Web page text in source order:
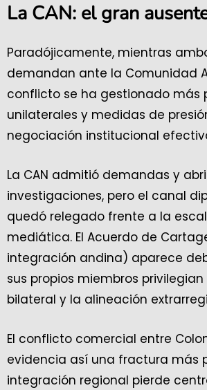
La CAN: el gran
Paradójicamente, mientras
demandan ante la Comunidad
conflicto se ha gestionado más
unilaterales y medidas de
negociación institucional
La CAN admitió demandas y
investigaciones, pero el canal
quedó relegado frente a la
mediática. El Acuerdo de
integración andina) aparece
sus propios miembros
bilateral y la alineación
El conflicto comercial entre
evidencia así una fractura más
integración regional pierde